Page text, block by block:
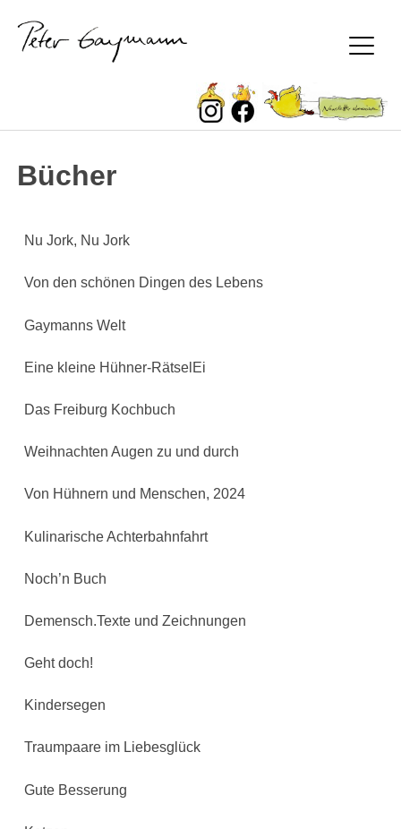
SkipBücher
Nu Jork, Nu Jork
Von den schönen Dingen des Lebens
Gaymanns Welt
Eine kleine Hühner-RätselEi
Das Freiburg Kochbuch
Weihnachten Augen zu und durch
Von Hühnern und Menschen, 2024
Kulinarische Achterbahnfahrt
Noch’n Buch
Demensch.Texte und Zeichnungen
Geht doch!
Kindersegen
Traumpaare im Liebesglück
Gute Besserung